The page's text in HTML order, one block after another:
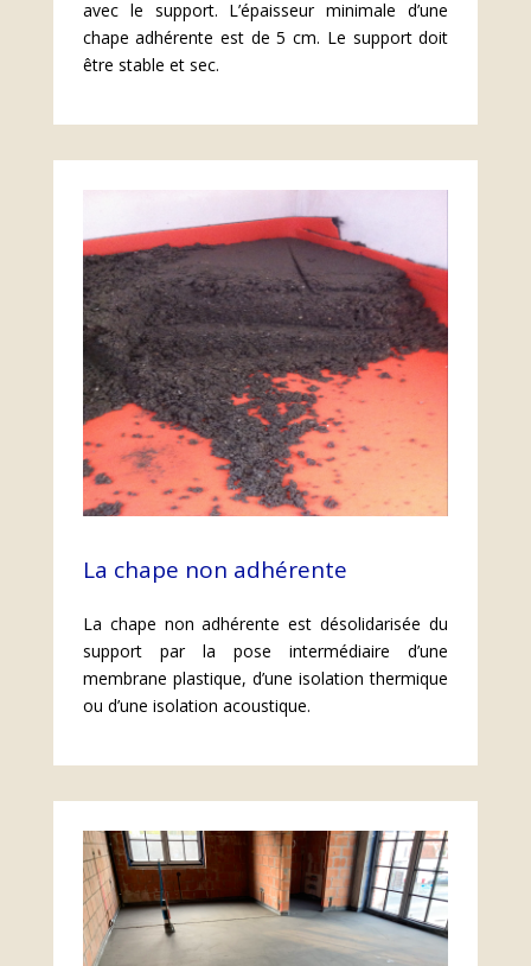
avec le support. L’épaisseur minimale d’une
chape adhérente est de 5 cm. Le support doit
être stable et sec.
La chape non adhérente
La chape non adhérente est désolidarisée du
support par la pose intermédiaire d’une
membrane plastique, d’une isolation thermique
ou d’une isolation acoustique.
La non-adhérente
En savoir plus